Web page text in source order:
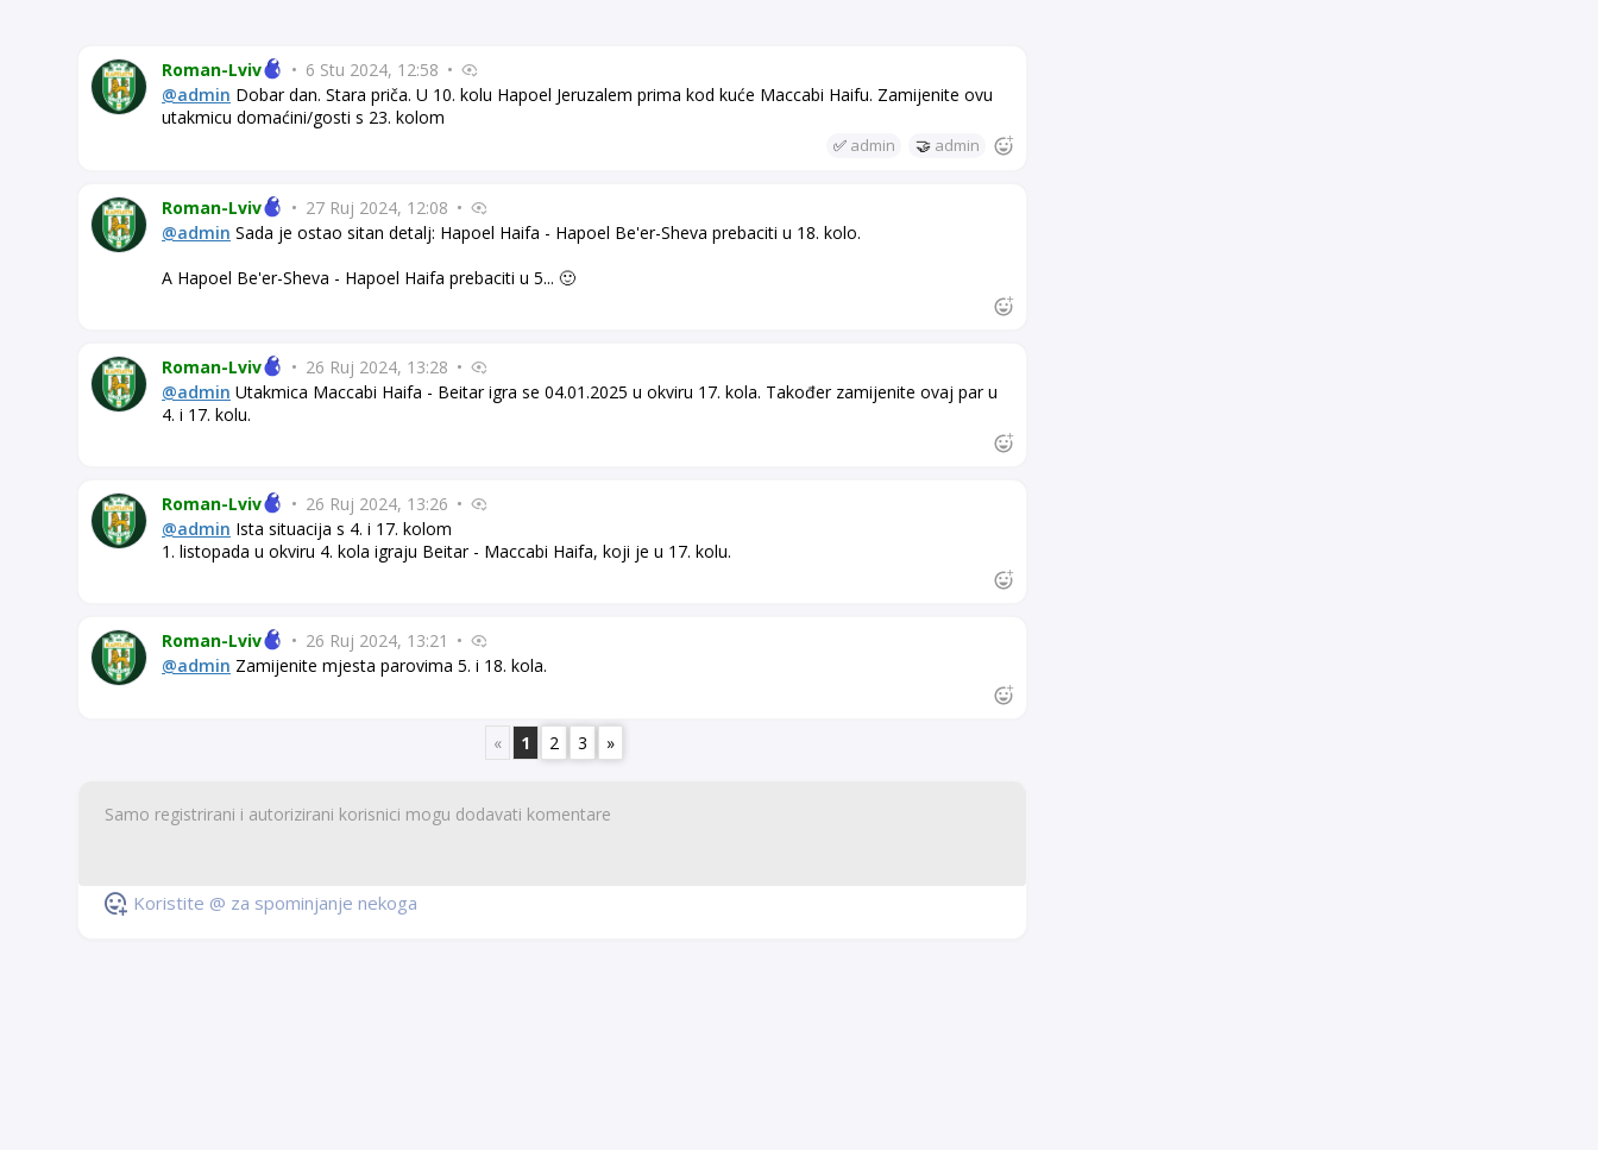
Roman-Lviv • 6 Stu 2024, 12:58 •
@admin Dobar dan. Stara priča. U 10. kolu Hapoel Jeruzalem prima kod kuće Maccabi Haifu. Zamijenite ovu
utakmicu domaćini/gosti s 23. kolom
✅ admin 🤝 admin
Roman-Lviv • 27 Ruj 2024, 12:08 •
@admin Sada je ostao sitan detalj: Hapoel Haifa - Hapoel Be'er-Sheva prebaciti u 18. kolo.
A Hapoel Be'er-Sheva - Hapoel Haifa prebaciti u 5... 🙂
Roman-Lviv • 26 Ruj 2024, 13:28 •
@admin Utakmica Maccabi Haifa - Beitar igra se 04.01.2025 u okviru 17. kola. Također zamijenite ovaj par u
4. i 17. kolu.
Roman-Lviv • 26 Ruj 2024, 13:26 •
@admin Ista situacija s 4. i 17. kolom
1. listopada u okviru 4. kola igraju Beitar - Maccabi Haifa, koji je u 17. kolu.
Roman-Lviv • 26 Ruj 2024, 13:21 •
@admin Zamijenite mjesta parovima 5. i 18. kola.
« 1 2 3 »
Koristite @ za spominjanje nekoga